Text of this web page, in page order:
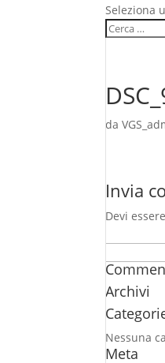
Seleziona
da
Invia
Devi
per:
Archivi
Nessuna
Meta